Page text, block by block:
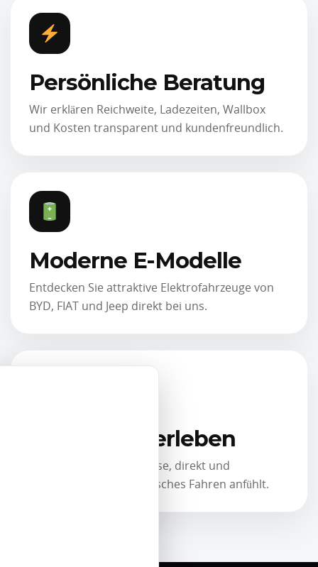
Persönliche Beratung
Wir erklären Reichweite, Ladezeiten, Wallbox
und Kosten transparent und kundenfreundlich.
Moderne E-Modelle
Entdecken Sie attraktive Elektrofahrzeuge von
BYD, FIAT und Jeep direkt bei uns.
Probefahrt erleben
Testen Sie selbst, wie leise, direkt und
komfortabel sich elektrisches Fahren anfühlt.